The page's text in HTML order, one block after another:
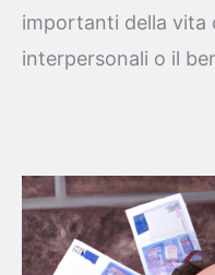
importanti della vita
interpersonali o il